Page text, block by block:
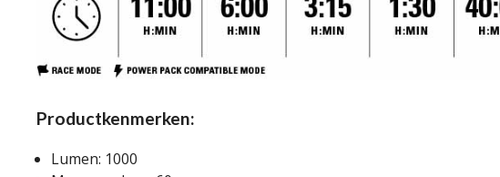
Productkenmerken:
Lumen: 1000